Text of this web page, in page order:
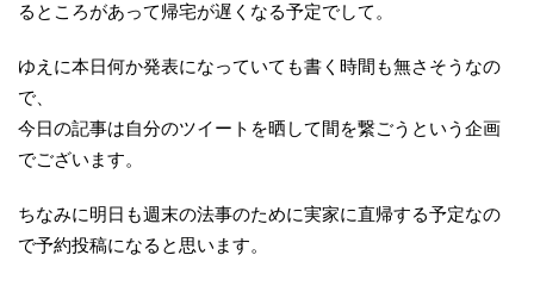
るところがあって帰宅が遅くなる予定でして。
ゆえに本日何か発表になっていても書く時間も無さそうなの
で、
今日の記事は自分のツイートを晒して間を繋ごうという企画
でございます。
ちなみに明日も週末の法事のために実家に直帰する予定なの
で予約投稿になると思います。